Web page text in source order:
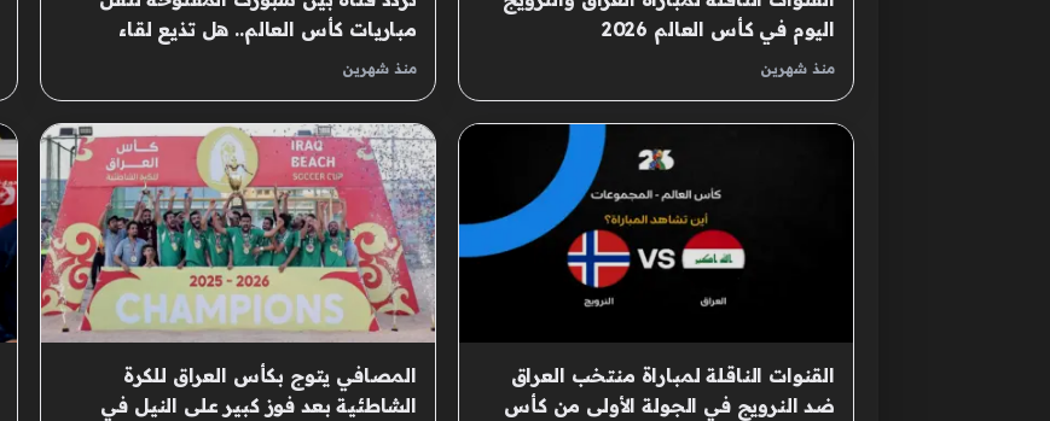
اليوم في كأس العالم 2026
منذ شهرين
مباريات كأس العالم.. هل تذيع لقاء
العراق والنرويج؟
منذ شهرين
القنوات الناقلة لمباراة منتخب العراق
ضد النرويج في الجولة الأولى من كأس
المصافي يتوج بكأس العراق للكرة
الشاطئية بعد فوز كبير على النيل في